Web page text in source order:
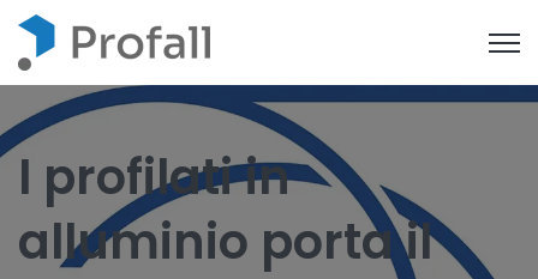
I profilati in
alluminio porta il